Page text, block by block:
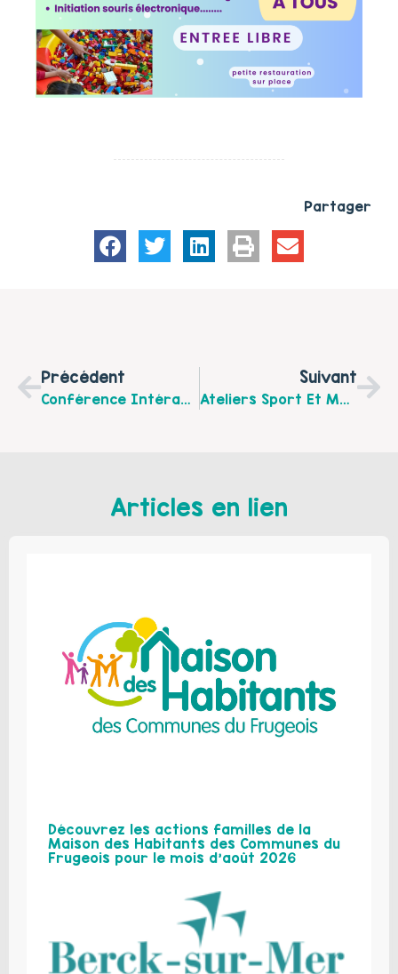
Partager
Précédent
Conférence Intéractive « Et Toi Parent, Comment Tu Vas? »
Suivant
Ateliers Sport Et Maternité « Bouger Pendant Les 1000 Jours De Mon Bébé »
Articles en lien
Découvrez les actions familles de la
Maison des Habitants des Communes du
Frugeois pour le mois d’août 2026